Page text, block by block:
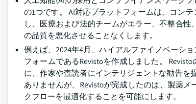
の1つです。 AI対応プラットフォームは、コン
し、医療および法的チームがエラー、不整合
の品質を悪化させることなくします。
例えば、2024年4月、ハイアルファイノベーシ
フォームであるRevistoを作成しました。
に、作家や査読者にインテリジェントな勧告
ありませんが、Revistoが完成したのは、製薬
クフローを最適化することを可能にします。